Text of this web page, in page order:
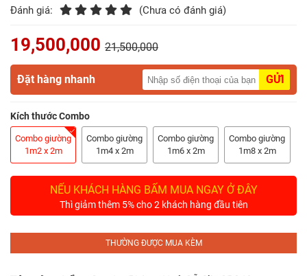
Bàn
Tivi
Gỗ
Salon
Gỗ
Rượu
Đánh giá: (Chưa có đánh giá)
19,500,000 21,500,000
Đặt hàng nhanh GỬI
Kích thước Combo
Combo giường
1m2 x 2m
Combo giường
1m4 x 2m
Combo giường
1m6 x 2m
Combo giường
1m8 x 2m
NẾU KHÁCH HÀNG BẤM MUA NGAY Ở ĐÂY
Thì giảm thêm 5% cho 2 khách hàng đầu tiên
THƯỜNG ĐƯỢC MUA KÈM